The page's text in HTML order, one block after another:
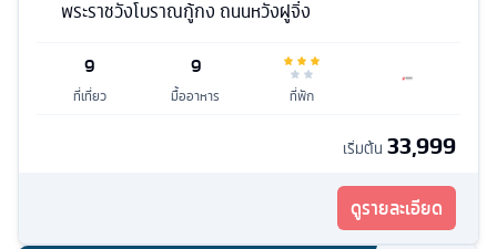
พระราชวังโบราณกู้กง ถนนหวังฝูจิ่ง
9
ที่เที่ยว
9
มื้ออาหาร ที่พัก
เริ่มต้น 33,999
ดูรายละเอียด